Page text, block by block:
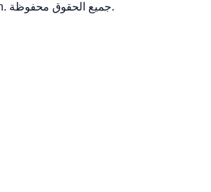
© 2026 Kalstein. جميع الحقوق محفوظة.